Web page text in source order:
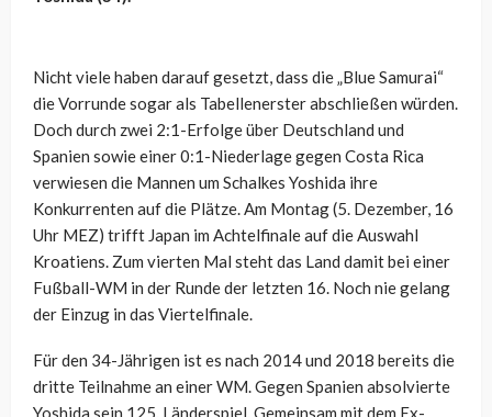
Nicht viele haben darauf gesetzt, dass die „Blue Samurai“
die Vorrunde sogar als Tabellenerster abschließen würden.
Doch durch zwei 2:1-Erfolge über Deutschland und
Spanien sowie einer 0:1-Niederlage gegen Costa Rica
verwiesen die Mannen um Schalkes Yoshida ihre
Konkurrenten auf die Plätze. Am Montag (5. Dezember, 16
Uhr MEZ) trifft Japan im Achtelfinale auf die Auswahl
Kroatiens. Zum vierten Mal steht das Land damit bei einer
Fußball-WM in der Runde der letzten 16. Noch nie gelang
der Einzug in das Viertelfinale.
Für den 34-Jährigen ist es nach 2014 und 2018 bereits die
dritte Teilnahme an einer WM. Gegen Spanien absolvierte
Yoshida sein 125. Länderspiel. Gemeinsam mit dem Ex-